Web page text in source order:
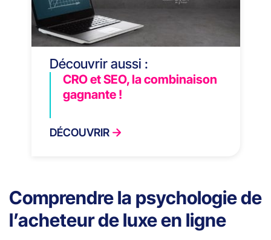
Découvrir aussi :
CRO et SEO, la combinaison
gagnante !
DÉCOUVRIR
Comprendre la psychologie de
l’acheteur de luxe en ligne